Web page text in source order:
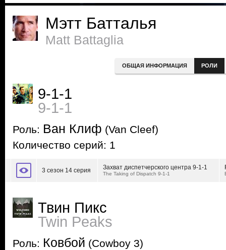
Мэтт Батталья
Matt Battaglia
ОБЩАЯ ИНФОРМАЦИЯ РОЛИ
9-1-1
9-1-1
Роль: Ван Клиф (Van Cleef)
Количество серий: 1
3 сезон 14 серия Захват диспетчерского центра 9-1-1
The Taking of Dispatch 9-1-1
Твин Пикс
Twin Peaks
Роль: Ковбой (Cowboy 3)